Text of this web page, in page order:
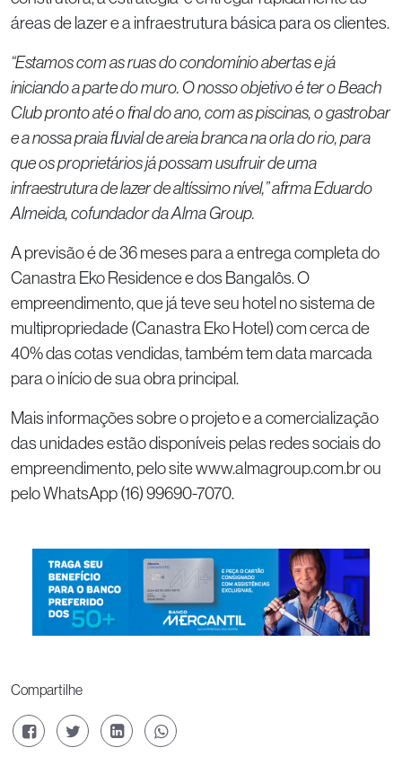
áreas de lazer e a infraestrutura básica para os clientes.
“Estamos com as ruas do condomínio abertas e já
iniciando a parte do muro. O nosso objetivo é ter o Beach
Club pronto até o final do ano, com as piscinas, o gastrobar
e a nossa praia fluvial de areia branca na orla do rio, para
que os proprietários já possam usufruir de uma
infraestrutura de lazer de altíssimo nível,” afirma Eduardo
Almeida, cofundador da Alma Group.
A previsão é de 36 meses para a entrega completa do
Canastra Eko Residence e dos Bangalôs. O
empreendimento, que já teve seu hotel no sistema de
multipropriedade (Canastra Eko Hotel) com cerca de
40% das cotas vendidas, também tem data marcada
para o início de sua obra principal.
Mais informações sobre o projeto e a comercialização
das unidades estão disponíveis pelas redes sociais do
empreendimento, pelo site www.almagroup.com.br ou
pelo WhatsApp (16) 99690-7070.
Compartilhe